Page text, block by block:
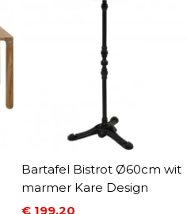
Bartafel Bistrot Ø60cm wit
marmer Kare Design
€ 199,20